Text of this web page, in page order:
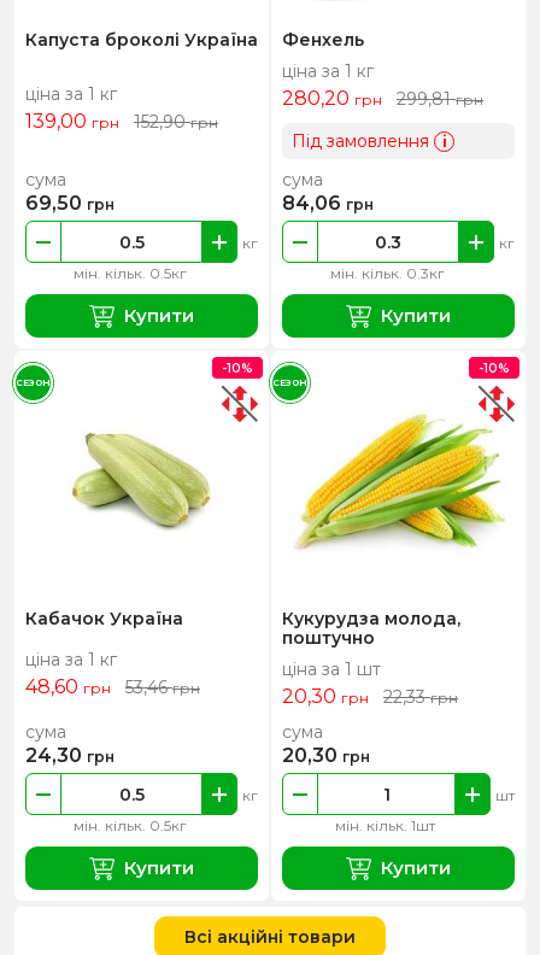
Капуста броколі Україна
ціна за 1 кг
139,00 грн 152,90грн
мін. кільк. 0.5кг
кг
сума
69,50 грн
Купити
Фенхель
ціна за 1 кг
280,20 грн 299,81грн
Під замовлення i
мін. кільк. 0.3кг
кг
сума
84,06 грн
Купити
Кабачок Україна
ціна за 1 кг
48,60 грн 53,46грн
мін. кільк. 0.5кг
кг
сума
24,30 грн
Купити
-10%
СЕЗОН
Кукурудза молода,
поштучно
ціна за 1 шт
20,30 грн 22,33грн
мін. кільк. 1шт
шт
сума
20,30 грн
Купити
-10%
СЕЗОН
Всі акційні товари